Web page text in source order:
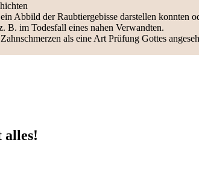
Abbild der Raubtiergebisse darstellen konnten
B. im Todesfall eines nahen Verwandten.
als eine Art Prüfung Gottes
alles!